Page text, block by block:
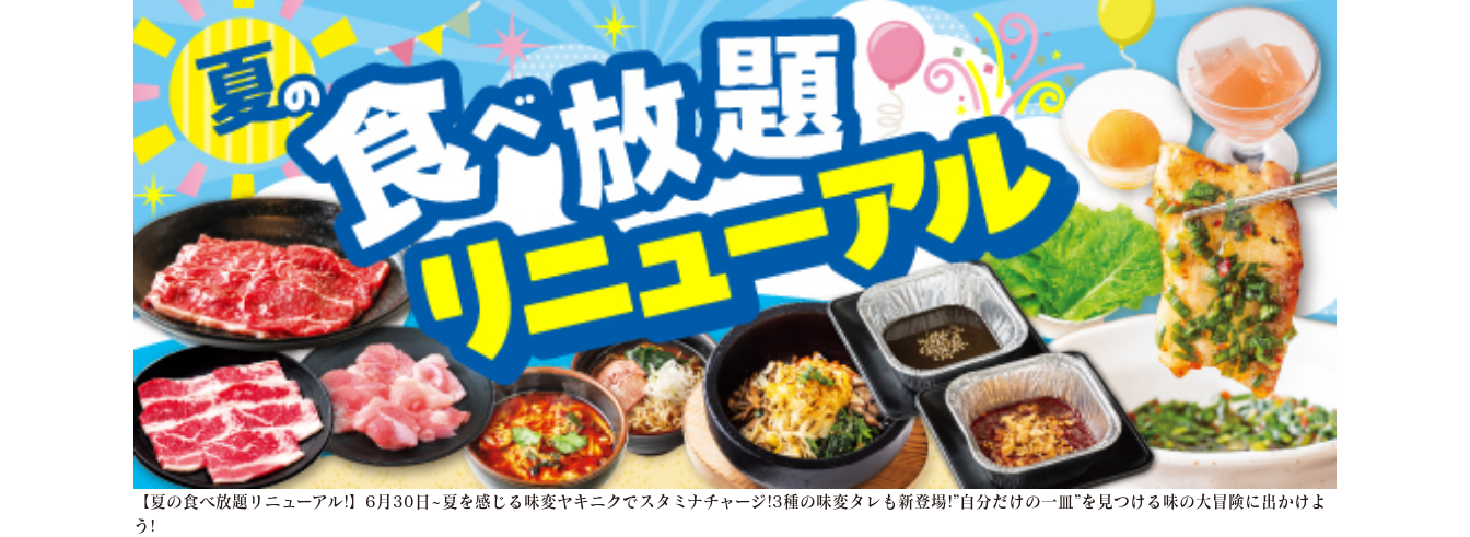
【夏の食べ放題リニューアル!】6月30日~夏を感じる味変ヤキニクでスタミナチャージ!3種の味変タレも新登場!”自分だけの一皿”を見つける味の大冒険に出かけよ
う!